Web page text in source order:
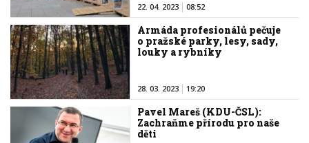
22. 04. 2023 08:52
Armáda profesionálů pečuje
o pražské parky, lesy, sady,
louky a rybníky
28. 03. 2023 19:20
Pavel Mareš (KDU-ČSL):
Zachraňme přírodu pro naše
děti